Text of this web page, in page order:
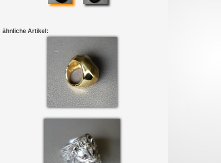
ähnliche Artikel: